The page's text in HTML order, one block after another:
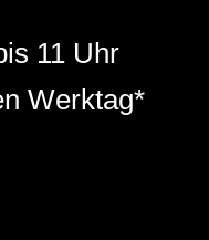
11 Uhr
Werktag*